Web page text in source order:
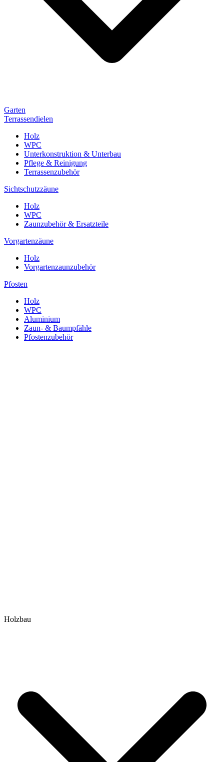
Garten
Terrassendielen
Holz
WPC
Unterkonstruktion & Unterbau
Pflege & Reinigung
Terrassenzubehör
Sichtschutzzäune
Holz
WPC
Zaunzubehör & Ersatzteile
Vorgartenzäune
Holz
Vorgartenzaunzubehör
Pfosten
Holz
WPC
Aluminium
Zaun- & Baumpfähle
Pfostenzubehör
Holzbau